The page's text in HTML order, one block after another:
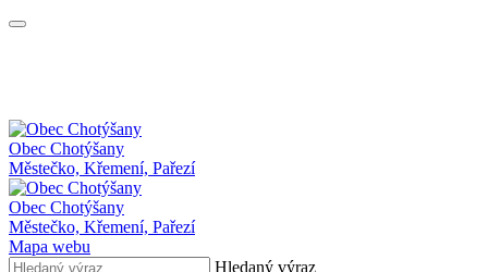
Obec Chotýšany
Městečko, Křemení, Pařezí
Obec Chotýšany
Městečko, Křemení, Pařezí
Mapa webu
Hledaný výraz